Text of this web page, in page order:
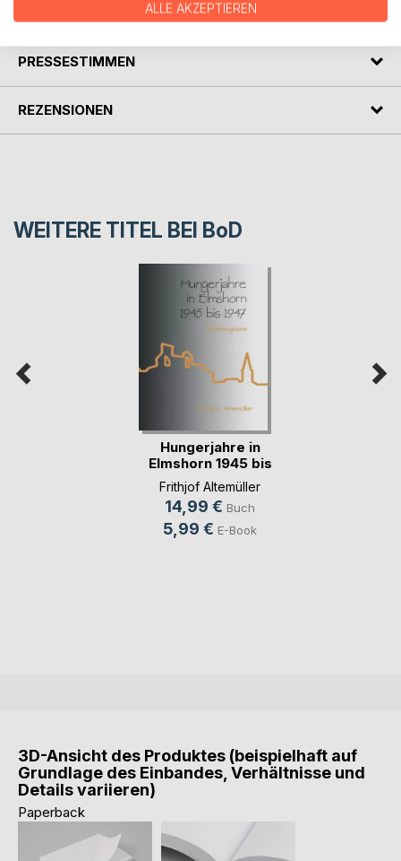
PRESSESTIMMEN
REZENSIONEN
WEITERE TITEL BEI BoD
Hungerjahre in
Elmshorn 1945 bis
1947
Frithjof Altemüller
14,99 € Buch
5,99 € E-Book
3D-Ansicht des Produktes (beispielhaft auf
Grundlage des Einbandes, Verhältnisse und
Details variieren)
Paperback
ALLE AKZEPTIEREN